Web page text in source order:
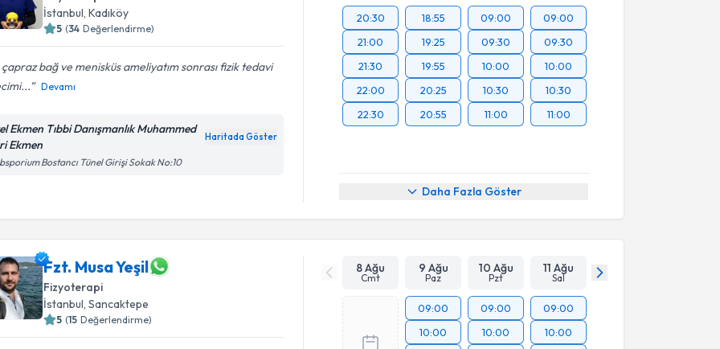
İstanbul , Kadıköy
5 (34 Değerlendirme)
bağ ve menisküs ameliyatım sonrası fizik tedavi
Devamı
Ekmen Tıbbi Danışmanlık Muhammed
Ekmen
Haritada Göster
Bostancı Tünel Girişi Sokak No:10
20:30
21:00
21:30
22:00
22:30
18:55
19:25
19:55
20:25
20:55
09:00
09:30
10:00
10:30
11:00
09:00
09:30
10:00
10:30
11:00
Daha Fazla Göster
Fzt. Musa Yeşil
Fizyoterapi
İstanbul, Sancaktepe
5 (15 Değerlendirme)
8 Ağu
Cmt
9 Ağu
Paz
10 Ağu
Pzt
11 Ağu
Sal
09:00
10:00
09:00
10:00
09:00
10:00